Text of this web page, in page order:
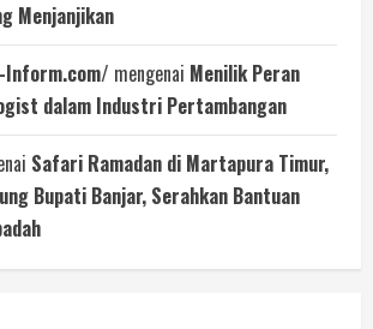
Menjanjikan
mengenai Menilik Peran
dalam Industri Pertambangan
Safari Ramadan di Martapura Timur,
Bupati Banjar, Serahkan Bantuan